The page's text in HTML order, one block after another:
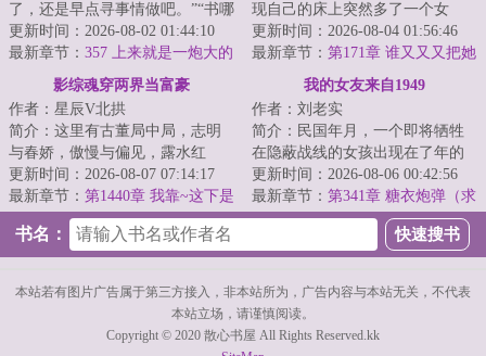
了，还是早点寻事情做吧。”“书哪
能不念？做人要有追求，念了大
学，就有机...
更新时间：2026-08-02 01:44:10
最新章节： 357 上来就是一炮大的
现自己的床上突然多了一个女
人。而这个女人还来自未来的女
明星。一番沟通之...
更新时间：2026-08-04 01:56:46
最新章节： 第171章 谁又又又把她
截胡了？（还更6/13）
影综魂穿两界当富豪
作者：星辰V北拱
简介：这里有古董局中局，志明
与春娇，傲慢与偏见，露水红
颜，怪你过分美丽，老炮儿，硬
汉，精英律师，三...
更新时间：2026-08-07 07:14:17
最新章节： 第1440章 我靠~这下是
真抄上了！
我的女友来自1949
作者：刘老实
简介：民国年月，一个即将牺牲
在隐蔽战线的女孩出现在了年的
上海。林晚：“两条小黄鱼，能在
现代换两支盘...
更新时间：2026-08-06 00:42:56
最新章节： 第341章 糖衣炮弹（求
月票）
书名：
本站若有图片广告属于第三方接入，非本站所为，广告内容与本站无关，不代表
本站立场，请谨慎阅读。
Copyright © 2020 散心书屋 All Rights Reserved.kk